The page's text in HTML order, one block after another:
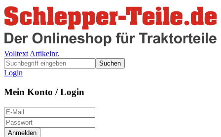
Volltext Artikelnr.
Suchen
Login
Mein Konto / Login